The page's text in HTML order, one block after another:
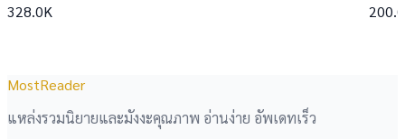
328.0K
MostReader
แหล่งรวมนิยายและมังงะคุณภาพ อ่านง่าย อัพเดทเร็ว